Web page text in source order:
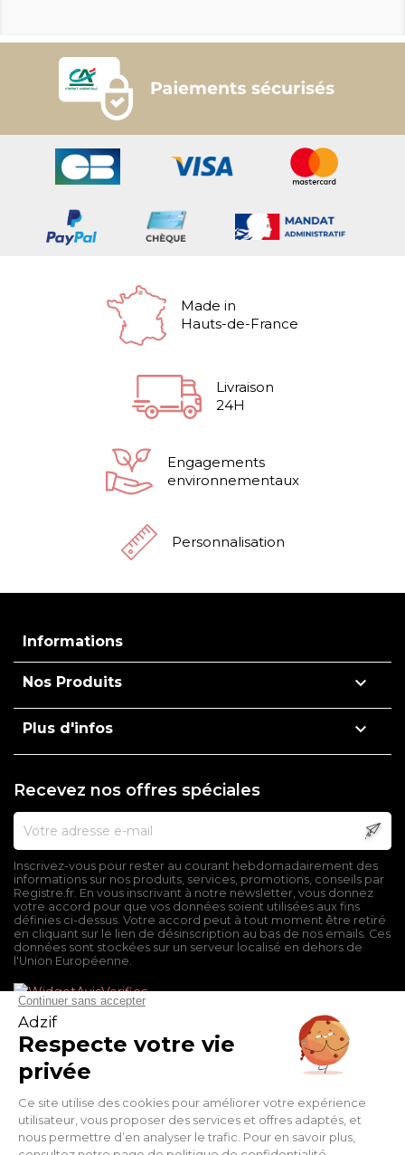
Made in
Hauts-de-France
Livraison
24H
Engagements
environnementaux
Personnalisation
Informations
Nos Produits 
Plus d'infos 
Recevez nos offres spéciales
Inscrivez-vous pour rester au courant hebdomadairement des
informations sur nos produits, services, promotions, conseils par
Registre.fr. En vous inscrivant à notre newsletter, vous donnez
votre accord pour que vos données soient utilisées aux fins
définies ci-dessus. Votre accord peut à tout moment être retiré
en cliquant sur le lien de désinscription au bas de nos emails. Ces
données sont stockées sur un serveur localisé en dehors de
l'Union Européenne.
Conditions générales de vente